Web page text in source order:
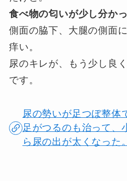
食べ物の匂いが少し分かっ
側面の脇下、大腿の側面
痒い。
尿のキレが、もう少し良
です。
尿の勢いが足つぼ整体
足がつるのも治って、
ら尿の出が太くなった。